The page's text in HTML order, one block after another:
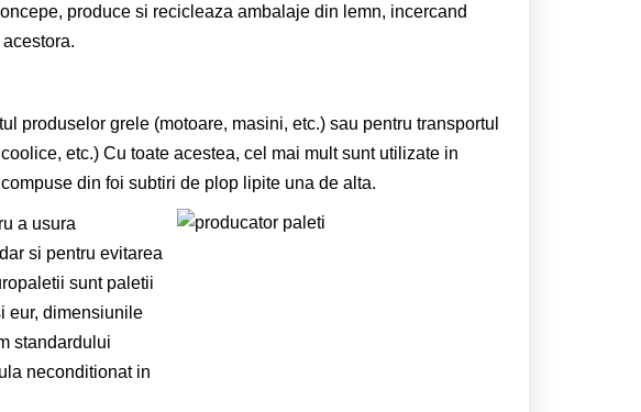
produce si recicleaza ambalaje din lemn, incercand
produselor grele (motoare, masini, etc.) sau pentru transportul
etc.) Cu toate acestea, cel mai mult sunt utilizate in
din foi subtiri de plop lipite una de alta.
a usura
si pentru evitarea
sunt paletii
eur, dimensiunile
standardului
neconditionat in